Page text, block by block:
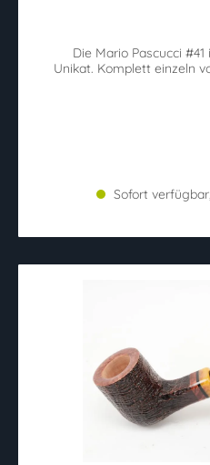
Die Mario Pascucci
Unikat. Komplett einzeln
Sofort